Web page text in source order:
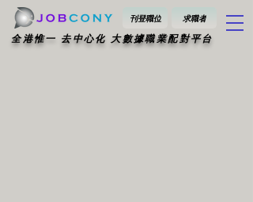
刊登職位 求職者
​全港惟一 去中心化 大數據職業配對平台